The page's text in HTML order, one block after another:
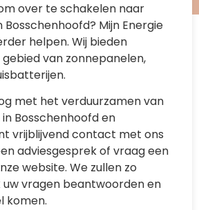
over te schakelen naar
Mijn Energie
helpen. Wij bieden
van zonnepanelen,
met het verduurzamen van
Bosschenhoofd en
vrijblijvend contact met ons
adviesgesprek of vraag een
website. We zullen zo
uw vragen beantwoorden en
komen.